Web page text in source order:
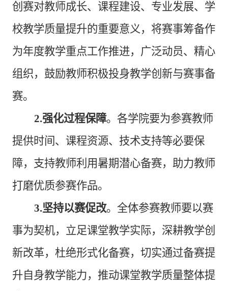
创赛对教师成长、课程建设、专业发展、学
校教学质量提升的重要意义，将赛事筹备作
为年度教学重点工作推进，广泛动员、精心
组织，鼓励教师积极投身教学创新与赛事备
赛。
2.强化过程保障。各学院要为参赛教师
提供时间、课程资源、技术支持等必要保
障，支持教师利用暑期潜心备赛，助力教师
打磨优质参赛作品。
3.坚持以赛促改。全体参赛教师要以赛
事为契机，立足课堂教学实际，深耕教学创
新改革，杜绝形式化备赛，切实通过备赛提
升自身教学能力，推动课堂教学质量整体提